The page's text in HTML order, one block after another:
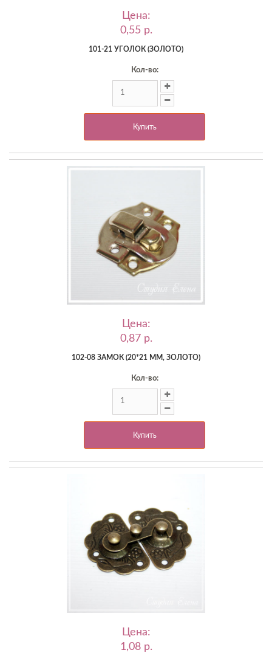
Цена:
0,55 p.
101-21 УГОЛОК (ЗОЛОТО)
Кол-во:
Купить
Цена:
0,87 p.
102-08 ЗАМОК (20*21 ММ, ЗОЛОТО)
Кол-во:
Купить
Цена:
1,08 p.